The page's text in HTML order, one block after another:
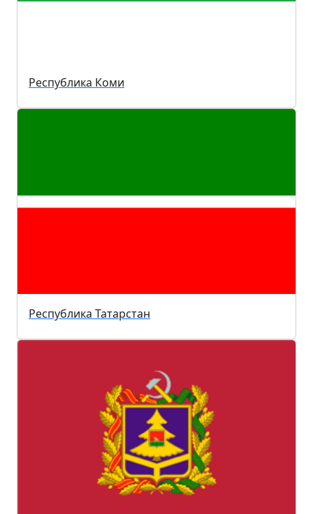
Республика Коми
Республика Татарстан